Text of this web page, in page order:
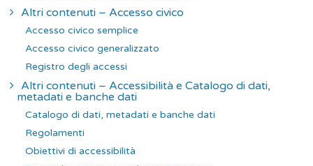
Altri contenuti – Accesso civico
Accesso civico semplice
Accesso civico generalizzato
Registro degli accessi
Altri contenuti – Accessibilità e Catalogo di dati,
metadati e banche dati
Catalogo di dati, metadati e banche dati
Regolamenti
Obiettivi di accessibilità